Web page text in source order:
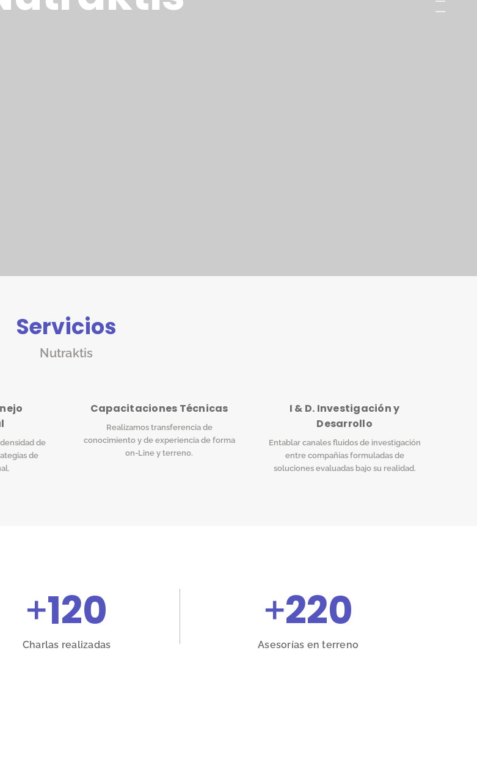
Servicios
Nutraktis
de
de
Capacitaciones Técnicas
Realizamos transferencia de
conocimiento y de experiencia de forma
on-Line y terreno.
I & D. Investigación y
Desarrollo
Entablar canales fluidos de investigación
entre compañías formuladas de
soluciones evaluadas bajo su realidad.
+120
Charlas realizadas
+220
Asesorías en terreno